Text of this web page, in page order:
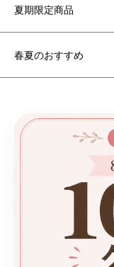
夏期限定商品
春夏のおすすめ